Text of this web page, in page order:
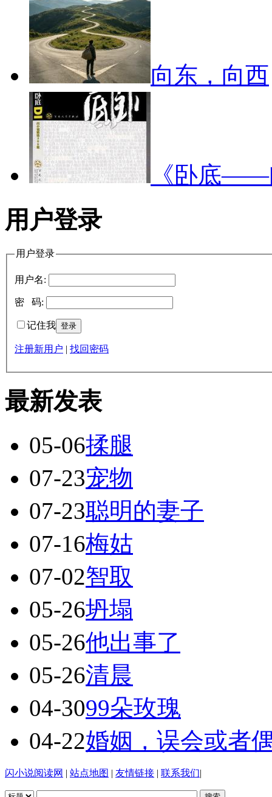
向东，向西
《卧底
用户登录
用户登录
用户名:
密 码:
记住我
注册新用户 | 找回密码
最新发表
05-06揉腿
07-23宠物
07-23聪明的妻子
07-16梅姑
07-02智取
05-26坍塌
05-26他出事了
05-26清晨
04-3099朵玫瑰
04-22婚姻，误会或者
闪小说阅读网 | 站点地图 | 友情链接 | 联系我们|